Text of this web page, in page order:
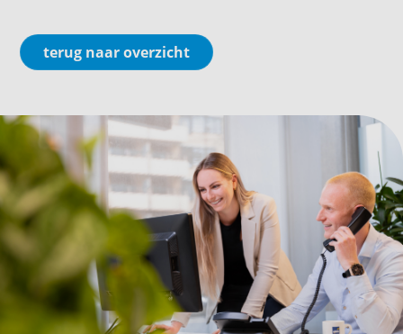
terug naar overzicht